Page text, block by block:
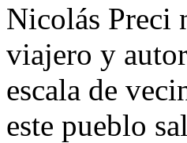
Nicolás Preci
viajero y
escala de
este pueblo